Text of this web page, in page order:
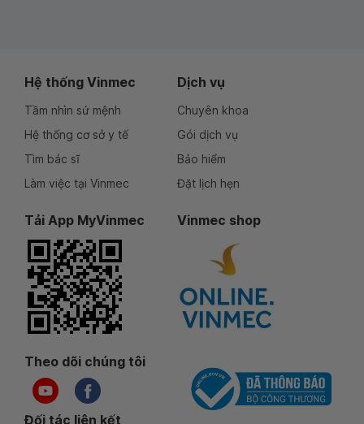
Hệ thống Vinmec
Tầm nhìn sứ mệnh
Hệ thống cơ sở y tế
Tìm bác sĩ
Làm việc tại Vinmec
Dịch vụ
Chuyên khoa
Gói dịch vụ
Bảo hiểm
Đặt lịch hẹn
Tải App MyVinmec Vinmec shop
Theo dõi chúng tôi
Đối tác liên kết